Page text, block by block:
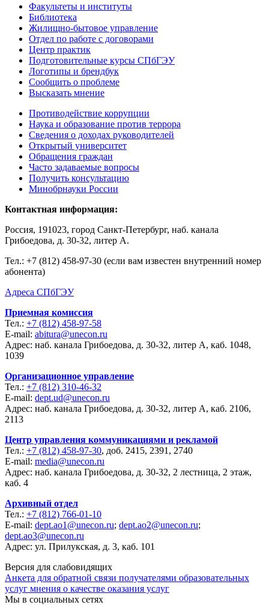
Факультеты и институты
Библиотека
Жилищно-бытовое управление
Отдел по работе с договорами
Центр практик
Подготовительные курсы СПбГЭУ
Логотипы и брендбук
Сообщить о проблеме
Высказать мнение
Противодействие коррупции
Наука и образование против террора
Сведения о доходах руководителей
Открытый университет
Обращения граждан
Часто задаваемые вопросы
Получить консультацию
Минобрнауки России
Контактная информация:
Россия, 191023, город Санкт-Петербург, наб. канала
Грибоедова, д. 30-32, литер А.
Тел.: +7 (812) 458-97-30 (если вам известен внутренний номер
абонента)
Адреса СПбГЭУ
Приемная комиссия
Тел.: +7 (812) 458-97-58
E-mail: abitura@unecon.ru
Адрес: наб. канала Грибоедова, д. 30-32, литер А, каб. 1048,
1039
Организационное управление
Тел.: +7 (812) 310-46-32
E-mail: dept.ud@unecon.ru
Адрес: наб. канала Грибоедова, д. 30-32, литер А, каб. 2106,
2113
Центр управления коммуникациями и рекламой
Тел.: +7 (812) 458-97-30, доб. 2415, 2391, 2740
E-mail: media@unecon.ru
Адрес: наб. канала Грибоедова, д. 30-32, 2 лестница, 2 этаж,
каб. 4
Архивный отдел
Тел.: +7 (812) 766-01-10
E-mail: dept.ao1@unecon.ru; dept.ao2@unecon.ru;
dept.ao3@unecon.ru
Адрес: ул. Прилукская, д. 3, каб. 101
Версия для слабовидящих
Анкета для обратной связи получателями образовательных
услуг мнения о качестве оказания услуг
Мы в социальных сетях